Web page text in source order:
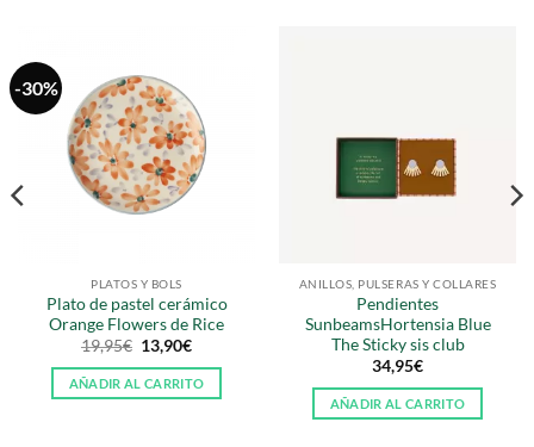
-30%
PLATOS Y BOLS
Plato de pastel cerámico
Orange Flowers de Rice
19,95€ El
precio
original
era:
13,90€El
actual
es:
AÑADIR AL CARRITO
ANILLOS, PULSERAS Y COLLARES
Pendientes
SunbeamsHortensia Blue
The Sticky sis club
34,95€
AÑADIR AL CARRITO